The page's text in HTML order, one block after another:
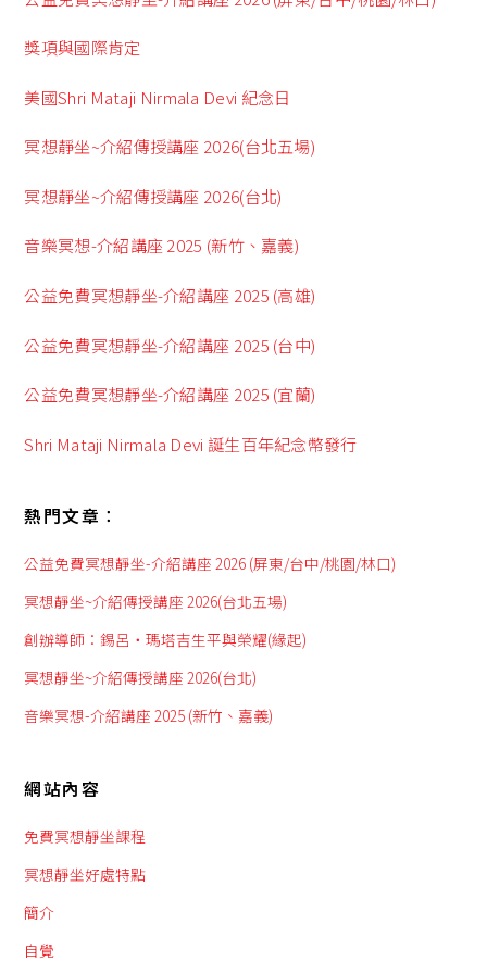
獎項與國際肯定
美國Shri Mataji Nirmala Devi 紀念日
冥想靜坐~介紹傳授講座 2026(台北五場)
冥想靜坐~介紹傳授講座 2026(台北)
音樂冥想-介紹講座 2025 (新竹、嘉義)
公益免費冥想靜坐-介紹講座 2025 (高雄)
公益免費冥想靜坐-介紹講座 2025 (台中)
公益免費冥想靜坐-介紹講座 2025 (宜蘭)
Shri Mataji Nirmala Devi 誕生百年紀念幣發行
熱門文章︰
公益免費冥想靜坐-介紹講座 2026 (屏東/台中/桃園/林口)
冥想靜坐~介紹傳授講座 2026(台北五場)
創辦導師：錫呂‧瑪塔吉生平與榮耀(緣起)
冥想靜坐~介紹傳授講座 2026(台北)
音樂冥想-介紹講座 2025 (新竹、嘉義)
網站內容
免費冥想靜坐課程
冥想靜坐好處特點
簡介
自覺